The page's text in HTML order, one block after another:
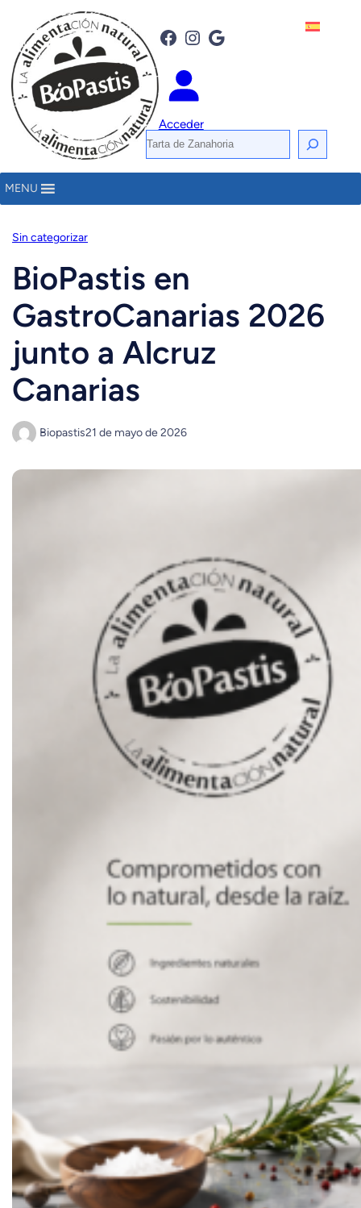
contenido
Facebook Instagram Google
Acceder
B
u
c
MENU
Sin categorizar
BioPastis en
GastroCanarias 2026
junto a Alcruz
Canarias
Biopastis21 de mayo de 2026